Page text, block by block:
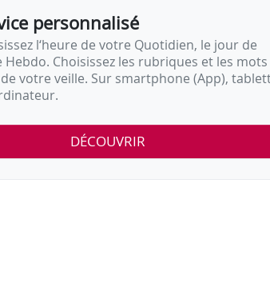
personnalisé
l‘heure de votre Quotidien, le jour de
Hebdo. Choisissez les rubriques et les mots
votre veille. Sur smartphone (App),
DÉCOUVRIR